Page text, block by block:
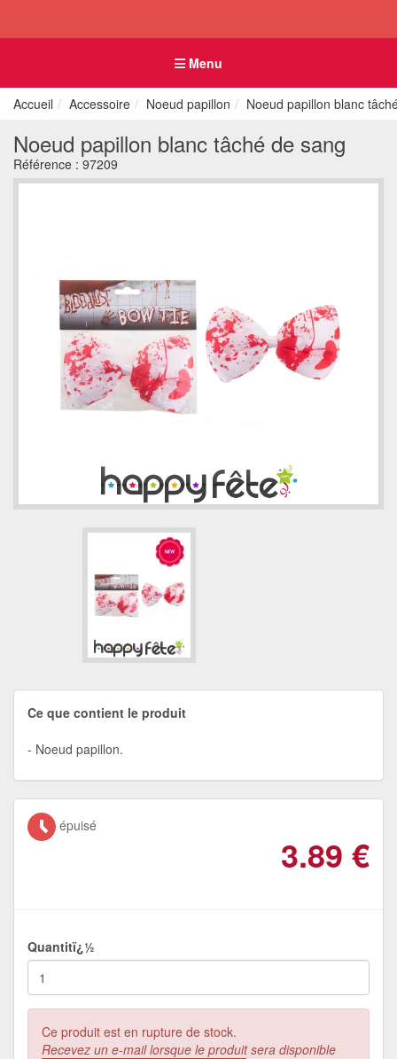
Menu
Accueil Accessoire Noeud papillon Noeud papillon blanc
Noeud papillon blanc tâché de sang
Référence : 97209
Ce que contient le produit
Noeud papillon.
épuisé
3.89 €
Quantitï¿½
Ce produit est en rupture de stock.
Recevez un e-mail lorsque le produit sera disponible